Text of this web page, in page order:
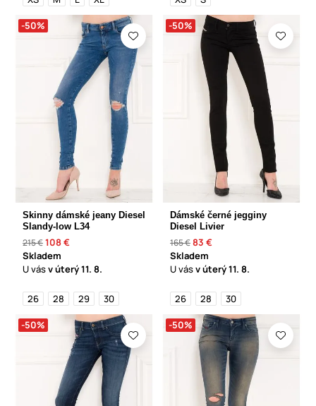
-50%
Skinny dámské jeany Diesel
Slandy-low L34
215 €108 €
Skladem
U vásv úterý11. 8.
26 28 29 30
-50%
Dámské černé jegginy
Diesel Livier
165 €83 €
Skladem
U vásv úterý11. 8.
26 28 30
-50% -50%